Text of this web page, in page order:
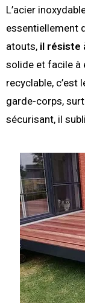
L’acier
essentiellement
atouts, il résiste
solide et facile à
recyclable, c’est
garde-corps,
sécurisant, il